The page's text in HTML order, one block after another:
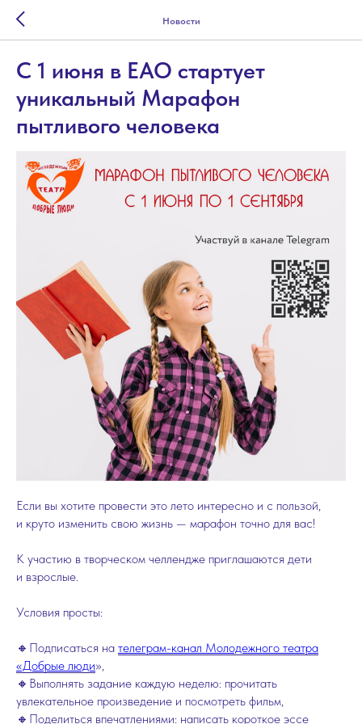
Новости
С 1 июня в ЕАО стартует
уникальный Марафон
пытливого человека
Если вы хотите провести это лето интересно и с пользой,
и круто изменить свою жизнь — марафон точно для вас!
К участию в творческом челлендже приглашаются дети
и взрослые.
Условия просты:
🔸Подписаться на телеграм-канал Молодежного театра
«Добрые люди»,
🔸Выполнять задание каждую неделю: прочитать
увлекательное произведение и посмотреть фильм,
🔸Поделиться впечатлениями: написать короткое эссе